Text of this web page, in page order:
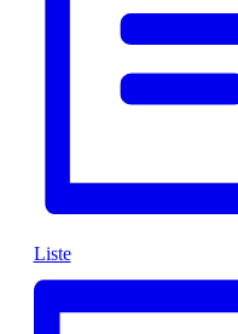
Liste